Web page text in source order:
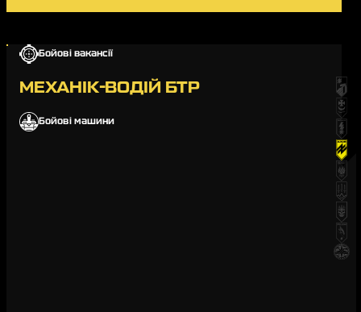
Бойові вакансії
МЕХАНІК-ВОДІЙ БТР
Бойові машини